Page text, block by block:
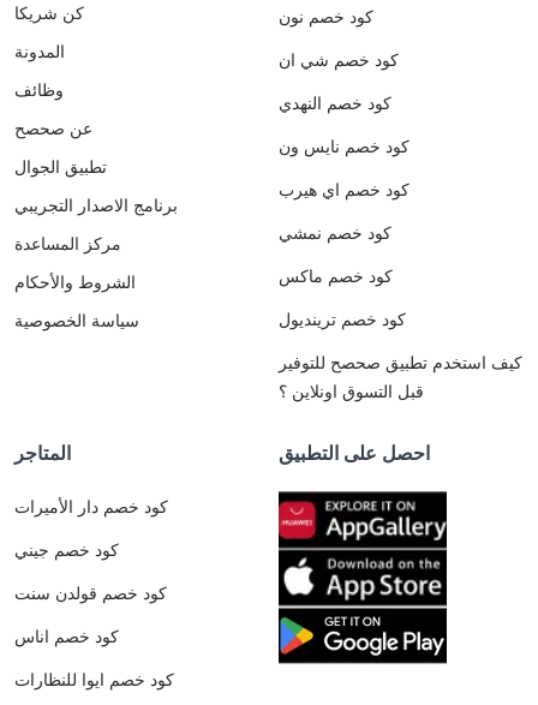
كن شريكا
المدونة
وظائف
عن صحصح
تطبيق الجوال
برنامج الاصدار التجريبي
مركز المساعدة
الشروط والأحكام
سياسة الخصوصية
كود خصم نون
كود خصم شي ان
كود خصم النهدي
كود خصم نايس ون
كود خصم اي هيرب
كود خصم نمشي
كود خصم ماكس
كود خصم ترينديول
كيف استخدم تطبيق صحصح للتوفير
قبل التسوق اونلاين ؟
المتاجر
كود خصم دار الأميرات
كود خصم جيني
كود خصم قولدن سنت
كود خصم اناس
كود خصم ايوا للنظارات
احصل على التطبيق